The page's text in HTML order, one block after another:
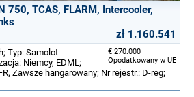
750, TCAS, FLARM, Intercooler,
zł 1.160.541
€ 270.000
Opodatkowany w UE
Typ: Samolot
Niemcy, EDML;
Zawsze hangarowany; Nr rejestr.: D-reg;